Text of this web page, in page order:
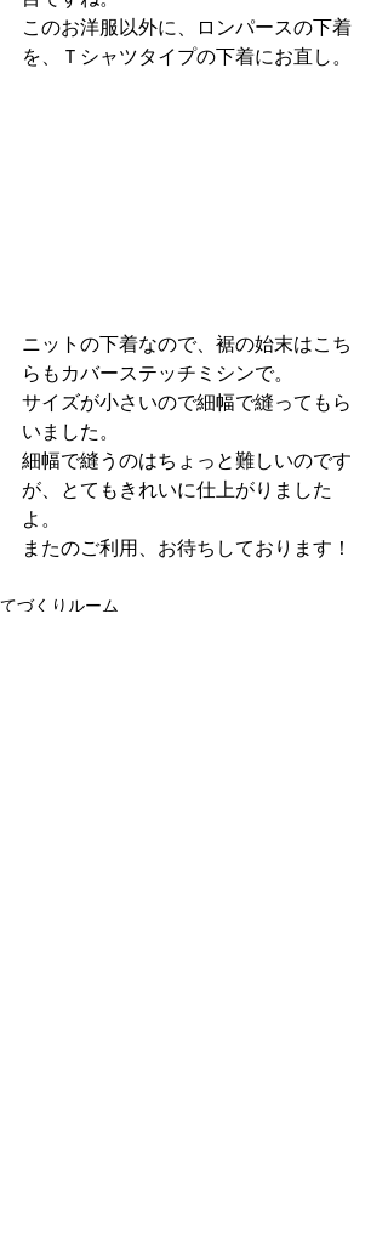
このお洋服以外に、ロンパースの下着
を、Ｔシャツタイプの下着にお直し。
ニットの下着なので、裾の始末はこち
らもカバーステッチミシンで。
サイズが小さいので細幅で縫ってもら
いました。
細幅で縫うのはちょっと難しいのです
が、とてもきれいに仕上がりました
よ。
またのご利用、お待ちしております！
てづくりルーム